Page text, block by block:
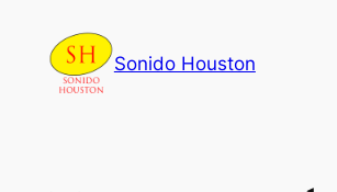
content
Sonido Houston